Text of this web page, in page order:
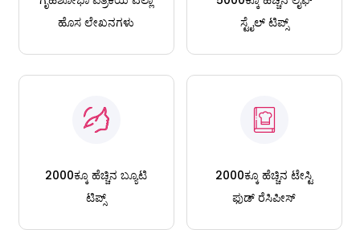
ಹೊಸ ಲೇಖನಗಳು
ಸ್ಟೈಲ್ ಟಿಪ್ಸ್
2000ಕ್ಕೂ ಹೆಚ್ಚಿನ ಬ್ಯೂಟಿ
ಟಿಪ್ಸ್
2000ಕ್ಕೂ ಹೆಚ್ಚಿನ ಟೇಸ್ಟಿ
ಫುಡ್ ರೆಸಿಪೀಸ್